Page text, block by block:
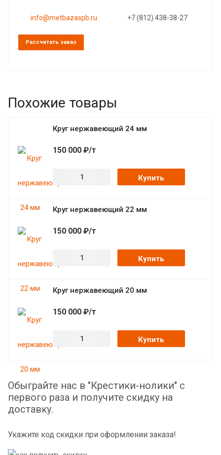
info@metbazaspb.ru +7 (812) 438-38-27
Рассчитать заказ
Похожие товары
Круг нержавеющий 24 мм
150 000 ₽/т
Купить
Круг нержавеющий 22 мм
150 000 ₽/т
Купить
Круг нержавеющий 20 мм
150 000 ₽/т
Купить
Обыграйте нас в "Крестики-нолики" с
первого раза и получите скидку на
доставку.
Укажите код скидки при оформлении заказа!